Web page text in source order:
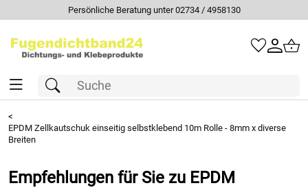
Persönliche Beratung unter 02734 / 4958130
<
EPDM Zellkautschuk einseitig selbstklebend 10m Rolle - 8mm x diverse
Breiten
Empfehlungen für Sie zu EPDM